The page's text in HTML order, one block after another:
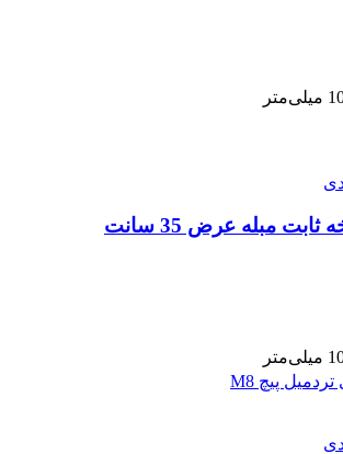
مبله عرض 35 سانت